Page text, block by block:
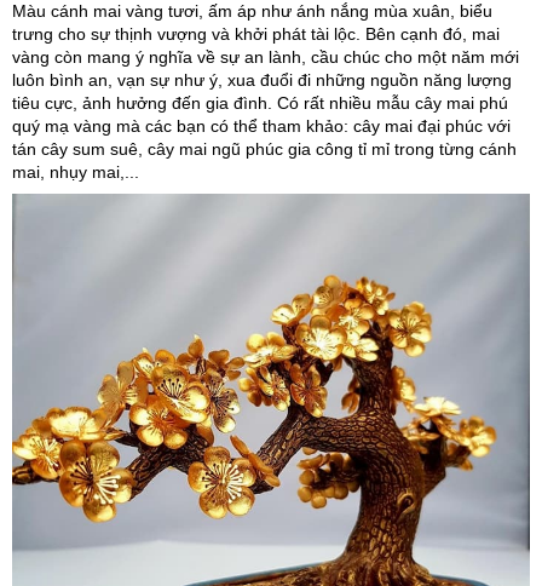
Màu cánh mai vàng tươi, ấm áp như ánh nắng mùa xuân, biểu
trưng cho sự thịnh vượng và khởi phát tài lộc. Bên cạnh đó, mai
vàng còn mang ý nghĩa về sự an lành, cầu chúc cho một năm mới
luôn bình an, vạn sự như ý, xua đuổi đi những nguồn năng lượng
tiêu cực, ảnh hưởng đến gia đình. Có rất nhiều mẫu cây mai phú
quý mạ vàng mà các bạn có thể tham khảo: cây mai đại phúc với
tán cây sum suê, cây mai ngũ phúc gia công tỉ mỉ trong từng cánh
mai, nhụy mai,...